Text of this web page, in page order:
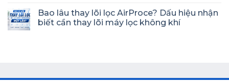
Bao lâu thay lõi lọc AirProce? Dấu hiệu nhận
biết cần thay lõi máy lọc không khí